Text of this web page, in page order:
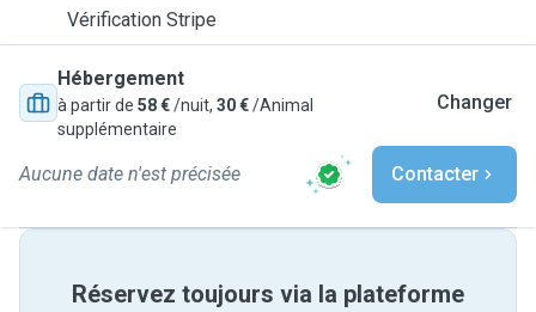
Vérification Stripe
Hébergement
à partir de 58 €/nuit, 30 €/Animal
supplémentaire
Changer
Aucune date n'est précisée Contacter
Réservez toujours via la plateforme